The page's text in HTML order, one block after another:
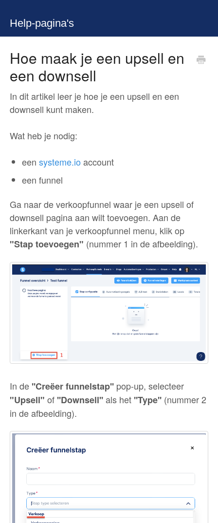
Help-pagina's
Hoe maak je een upsell en
een downsell
In dit artikel leer je hoe je een upsell en een
downsell kunt maken.
Wat heb je nodig:
een systeme.io account
een funnel
Ga naar de verkoopfunnel waar je een upsell of
downsell pagina aan wilt toevoegen. Aan de
linkerkant van je verkoopfunnel menu, klik op
"Stap toevoegen" (nummer 1 in de afbeelding).
In de ''Creëer funnelstap'' pop-up, selecteer
"Upsell" of ''Downsell''als het ''Type'' (nummer 2
in de afbeelding).